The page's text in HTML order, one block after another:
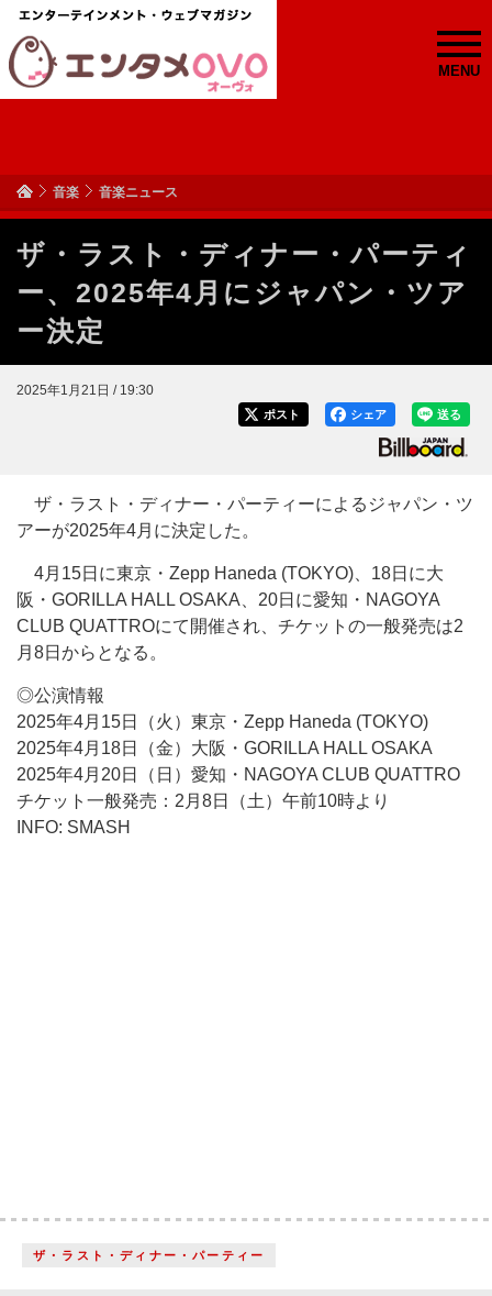
MENU
音楽 音楽ニュース
ザ・ラスト・ディナー・パーティ
ー、2025年4月にジャパン・ツア
ー決定
2025年1月21日 / 19:30
送る
シェア
ポスト
ザ・ラスト・ディナー・パーティーによるジャパン・ツ
アーが2025年4月に決定した。
4月15日に東京・Zepp Haneda (TOKYO)、18日に大
阪・GORILLA HALL OSAKA、20日に愛知・NAGOYA
CLUB QUATTROにて開催され、チケットの一般発売は2
月8日からとなる。
◎公演情報
2025年4月15日（火）東京・Zepp Haneda (TOKYO)
2025年4月18日（金）大阪・GORILLA HALL OSAKA
2025年4月20日（日）愛知・NAGOYA CLUB QUATTRO
チケット一般発売：2月8日（土）午前10時より
INFO: SMASH
ザ・ラスト・ディナー・パーティー